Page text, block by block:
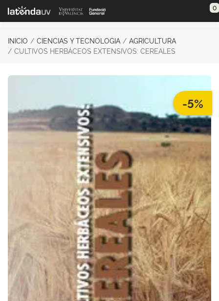
Saltar al contenido principal 0
INICIO CIENCIAS Y TECNOLOGIA
AGRICULTURA
CULTIVOS HERBÁCEOS EXTENSIVOS: CEREALES
-5%